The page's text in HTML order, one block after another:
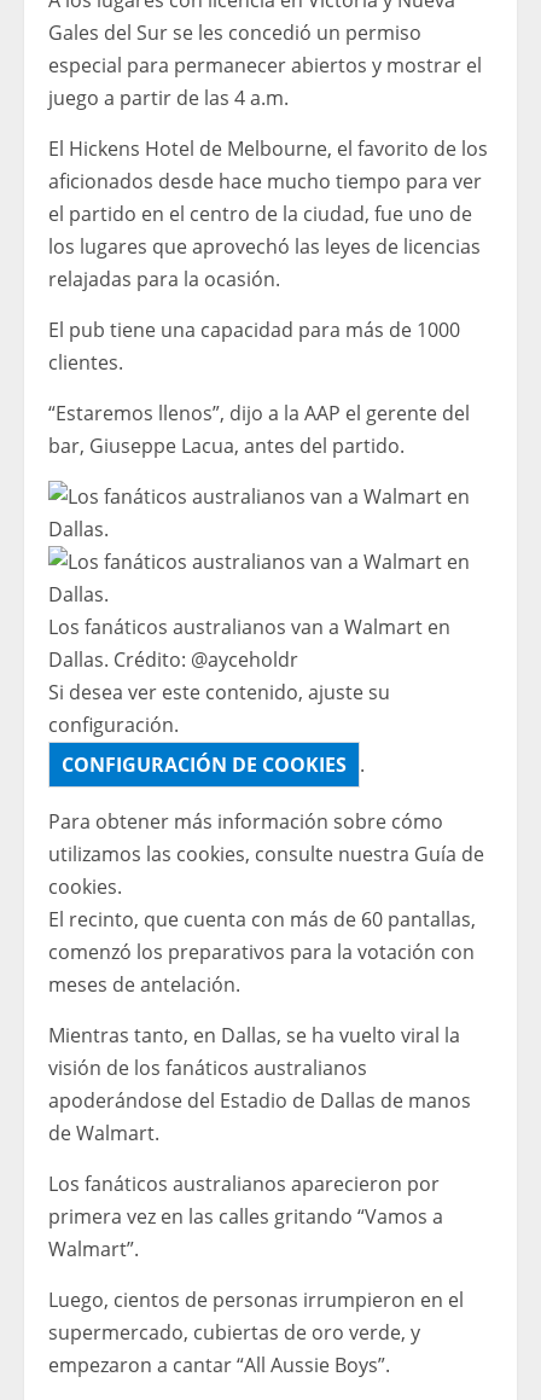
Gales del Sur se les concedió un permiso
especial para permanecer abiertos y mostrar el
juego a partir de las 4 a.m.
El Hickens Hotel de Melbourne, el favorito de los
aficionados desde hace mucho tiempo para ver
el partido en el centro de la ciudad, fue uno de
los lugares que aprovechó las leyes de licencias
relajadas para la ocasión.
El pub tiene una capacidad para más de 1000
clientes.
“Estaremos llenos”, dijo a la AAP el gerente del
bar, Giuseppe Lacua, antes del partido.
Los fanáticos australianos van a Walmart en
Dallas. Crédito: @ayceholdr
Si desea ver este contenido, ajuste su
configuración.
CONFIGURACIÓN DE COOKIES .
Para obtener más información sobre cómo
utilizamos las cookies, consulte nuestra Guía de
cookies.
El recinto, que cuenta con más de 60 pantallas,
comenzó los preparativos para la votación con
meses de antelación.
Mientras tanto, en Dallas, se ha vuelto viral la
visión de los fanáticos australianos
apoderándose del Estadio de Dallas de manos
de Walmart.
Los fanáticos australianos aparecieron por
primera vez en las calles gritando “Vamos a
Walmart”.
Luego, cientos de personas irrumpieron en el
supermercado, cubiertas de oro verde, y
empezaron a cantar “All Aussie Boys”.